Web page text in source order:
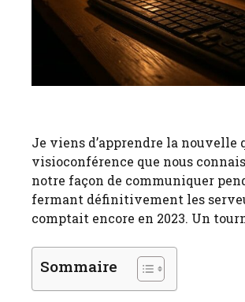
Je viens d’apprendre la
visioconférence que nous
notre façon de communiquer
fermant définitivement les
comptait encore en 2023. Un
Sommaire